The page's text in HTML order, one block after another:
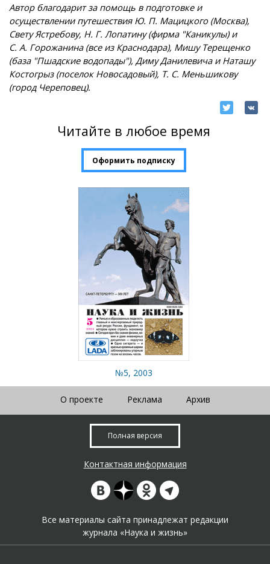
Автор благодарит за помощь в подготовке и
осуществлении путешествия Ю. П. Мацицкого (Москва),
Свету Ястребову, Н. Г. Лопатину (фирма "Каникулы) и
С. А. Горожанина (все из Краснодара), Мишу Терещенко
(база "Пшадские водопады"), Диму Данилевича и Наташу
Костогрыз (поселок Новосадовый), Т. С. Меньшикову
(город Череповец).
Читайте в любое время
Оформить подписку
№5, 2003
О проекте Реклама Архив
Полная версия
Контактная информация
Все материалы сайта принадлежат редакции
журнала «Наука и жизнь»